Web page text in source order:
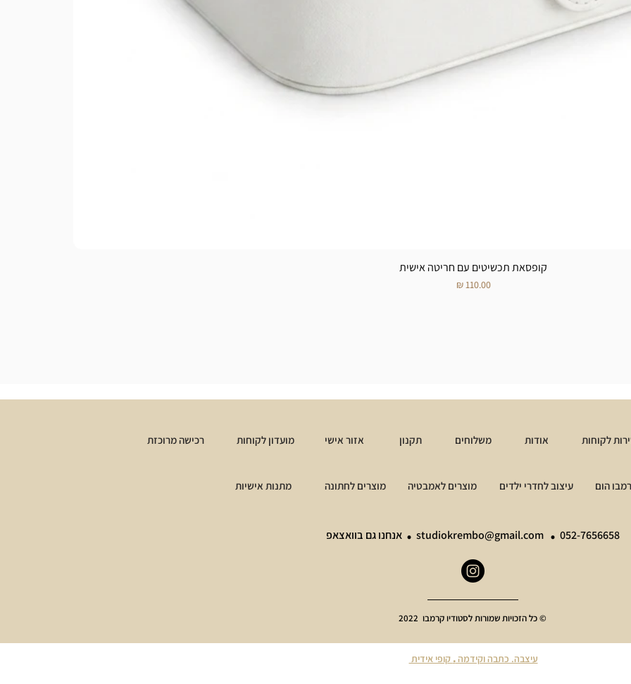
קופסאת תכשיטים עם חריטה אישית
מחיר‏110.00 ‏₪
רכישה מרוכזת מועדון לקוחות אזור אישי תקנון משלוחים אודות לקוחות
מתנות אישיות מוצרים לחתונה מוצרים לאמבטיה עיצוב לחדרי ילדים הום
052-7656658
.
studiokrembo@gmail.com
. אנחנו גם בוואצאפ
© כל הזכויות שמורות לסטודיו קרמבו 2022
עיצבה. כתבה וקידמה. קופי אידית